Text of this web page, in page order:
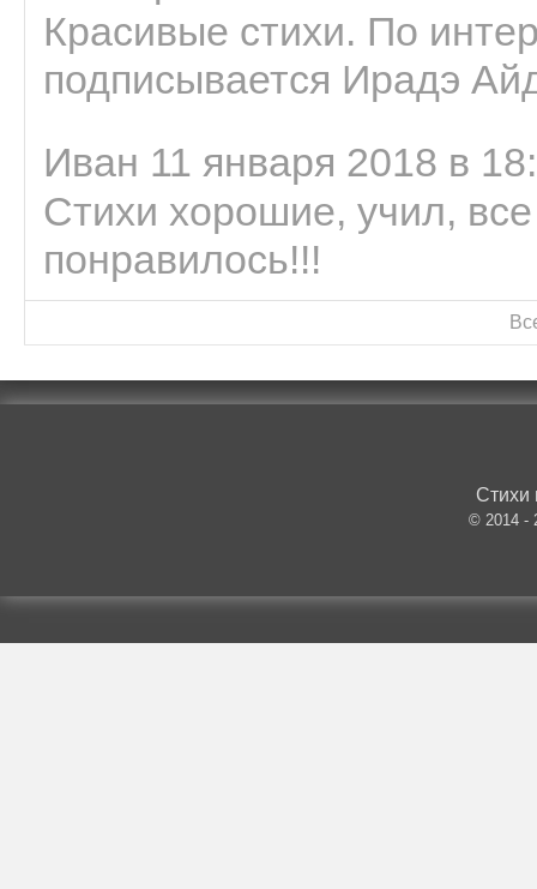
Красивые стихи. По
подписывается Ирадэ
Иван 11 января 2018 в
Стихи хорошие, учил,
понравилось!!!
Стихи
© 2014 -